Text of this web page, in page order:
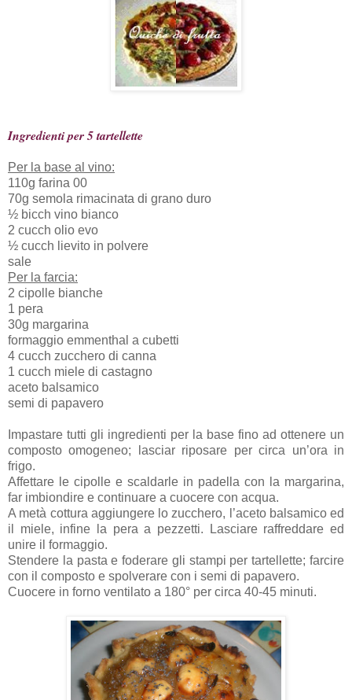
Ingredienti per 5 tartellette
Per la base al vino:
110g farina 00
70g semola rimacinata di grano duro
½ bicch vino bianco
2 cucch olio evo
½ cucch lievito in polvere
sale
Per la farcia:
2 cipolle bianche
1 pera
30g margarina
formaggio emmenthal a cubetti
4 cucch zucchero di canna
1 cucch miele di castagno
aceto balsamico
semi di papavero
Impastare tutti gli ingredienti per la base fino ad ottenere un
composto omogeneo; lasciar riposare per circa un’ora in
frigo.
Affettare le cipolle e scaldarle in padella con la margarina,
far imbiondire e continuare a cuocere con acqua.
A metà cottura aggiungere lo zucchero, l’aceto balsamico ed
il miele, infine la pera a pezzetti. Lasciare raffreddare ed
unire il formaggio.
Stendere la pasta e foderare gli stampi per tartellette; farcire
con il composto e spolverare con i semi di papavero.
Cuocere in forno ventilato a 180° per circa 40-45 minuti.